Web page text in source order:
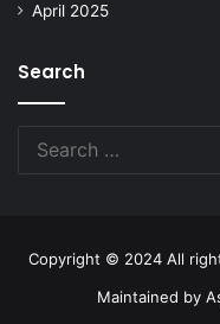
April 2025
Search
Copyright © 2024 All
Maintained by